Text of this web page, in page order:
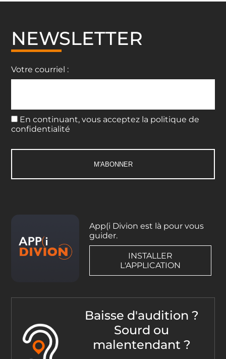
NEWSLETTER
Votre courriel :
En continuant, vous acceptez la politique de
confidentialité
App(i Divion est là pour vous
guider.
INSTALLER
L'APPLICATION
Baisse d'audition ?
Sourd ou
malentendant ?